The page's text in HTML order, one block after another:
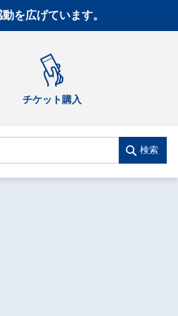
を広げています。
チケット購入
検索